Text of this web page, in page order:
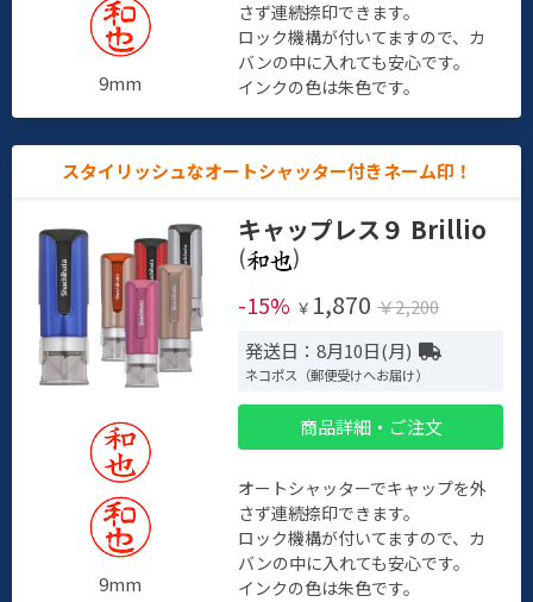
9mm
さず連続捺印できます。
ロック機構が付いてますので、カ
バンの中に入れても安心です。
インクの色は朱色です。
スタイリッシュなオートシャッター付きネーム印！
9mm
キャップレス９ Brillio
(
)
-15% ￥ 1,870 ￥2,200
発送日：8月10日(月)
ネコポス（郵便受けへお届け）
商品詳細・ご注文
オートシャッターでキャップを外
さず連続捺印できます。
ロック機構が付いてますので、カ
バンの中に入れても安心です。
インクの色は朱色です。